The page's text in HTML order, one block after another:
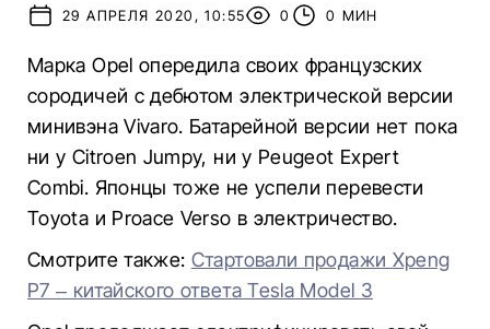
29 АПРЕЛЯ 2020, 10:55 0 0 МИН
Марка Opel опередила своих французских
сородичей с дебютом электрической версии
минивэна Vivaro. Батарейной версии нет пока
ни у Citroen Jumpy, ни у Peugeot Expert
Combi. Японцы тоже не успели перевести
Toyota и Proace Verso в электричество.
Смотрите также: Стартовали продажи Xpeng
P7 – китайского ответа Tesla Model 3